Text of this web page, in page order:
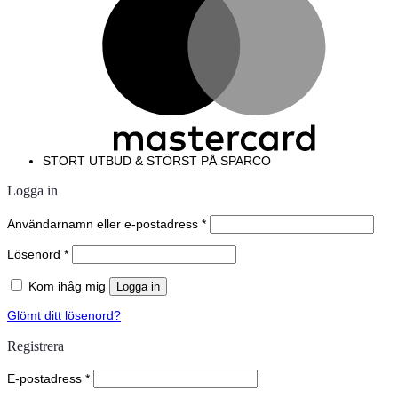
STORT UTBUD & STÖRST PÅ SPARCO
Logga in
Användarnamn eller e-postadress *
Lösenord *
Kom ihåg mig Logga in
Glömt ditt lösenord?
Registrera
E-postadress *